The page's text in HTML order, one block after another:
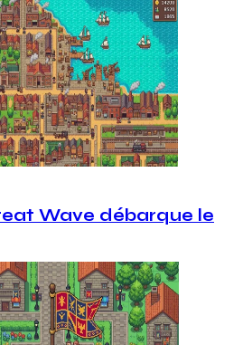
Wave débarque le